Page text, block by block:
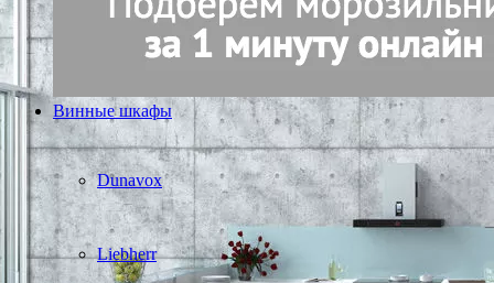
Винные шкафы
Dunavox
Liebherr